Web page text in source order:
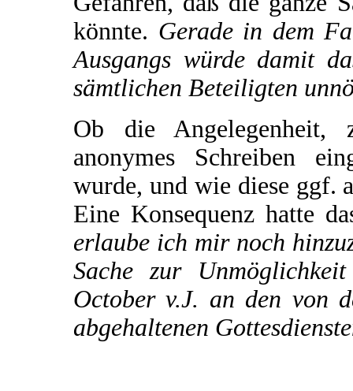
könnte. Gerade in dem
Ausgangs würde damit
sämtlichen Beteiligten
Ob die Angelegenheit,
anonymes Schreiben
wurde, und wie diese ggf.
Eine Konsequenz hatte
erlaube ich mir noch
Sache zur
October v.J. an den von
abgehaltenen